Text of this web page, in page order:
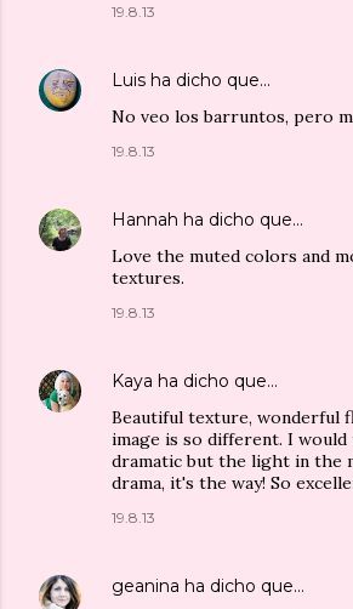
19.8.13
Luis ha dicho que…
No veo los barruntos, pero
19.8.13
Hannah ha dicho que…
Love the muted colors and
textures.
19.8.13
Kaya ha dicho que…
Beautiful texture, wonderful
image is so different. I
dramatic but the light in the
drama, it's the way! So
19.8.13
geanina ha dicho que…